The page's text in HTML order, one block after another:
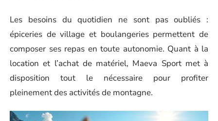
Les besoins du quotidien ne sont pas oubliés :
épiceries de village et boulangeries permettent de
composer ses repas en toute autonomie. Quant à la
location et l’achat de matériel, Maeva Sport met à
disposition tout le nécessaire pour profiter
pleinement des activités de montagne.